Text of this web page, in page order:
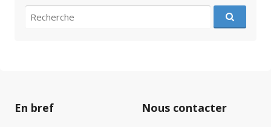
recherche
pour
En bref Nous contacter